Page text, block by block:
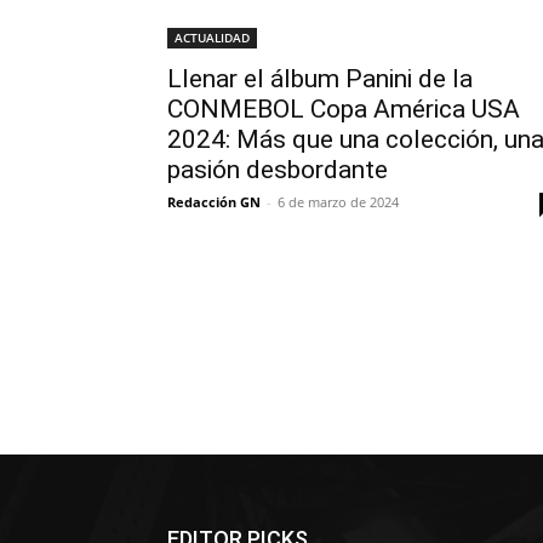
ACTUALIDAD
Llenar el álbum Panini de la
CONMEBOL Copa América USA
2024: Más que una colección, una
pasión desbordante
Redacción GN - 6 de marzo de 2024